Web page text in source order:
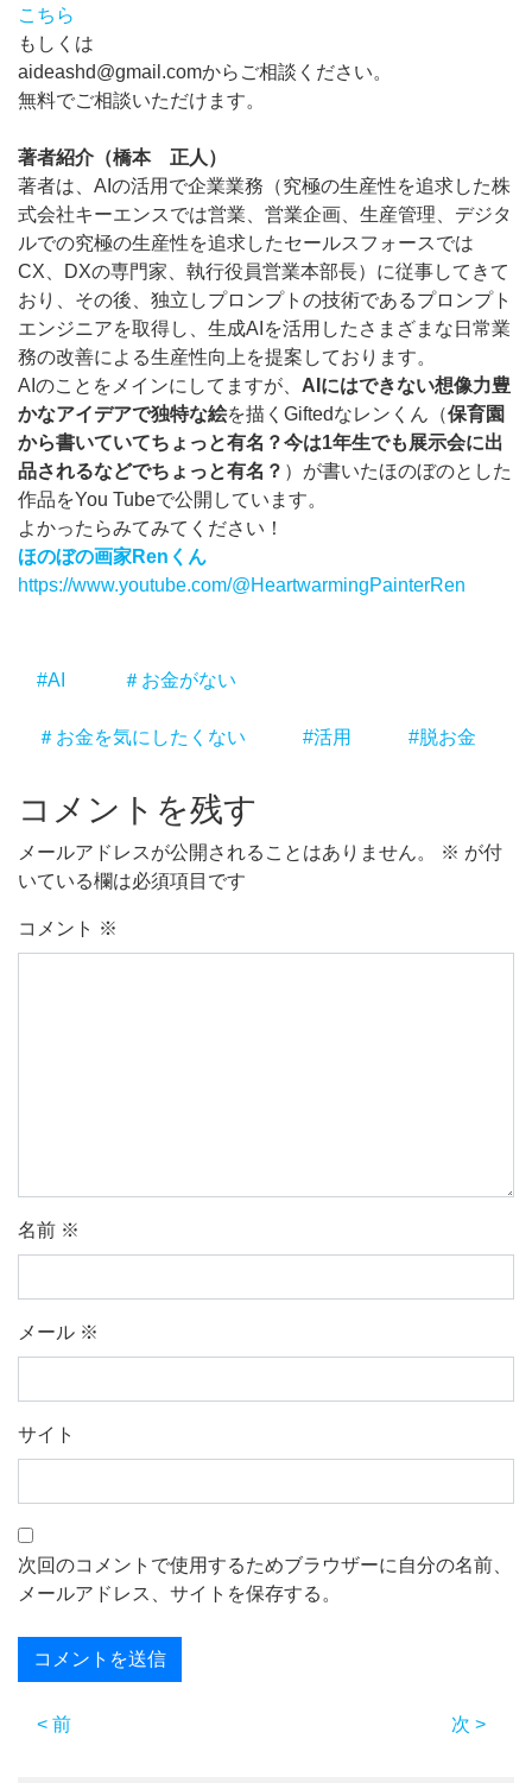
こちら
もしくは
aideashd@gmail.comからご相談ください。
無料でご相談いただけます。
著者紹介（橋本 正人）
著者は、AIの活用で企業業務（究極の生産性を追求した株
式会社キーエンスでは営業、営業企画、生産管理、デジタ
ルでの究極の生産性を追求したセールスフォースでは
CX、DXの専門家、執行役員営業本部長）に従事してきて
おり、その後、独立しプロンプトの技術であるプロンプト
エンジニアを取得し、生成AIを活用したさまざまな日常業
務の改善による生産性向上を提案しております。
AIのことをメインにしてますが、 AIにはできない想像力豊
かなアイデアで独特な絵を描くGiftedなレンくん（保育園
から書いていてちょっと有名？今は1年生でも展示会に出
品されるなどでちょっと有名？ ）が書いたほのぼのとした
作品をYou Tubeで公開しています。
よかったらみてみてください！
ほのぼの画家Renくん
https://www.youtube.com/@HeartwarmingPainterRen
#AI ＃お金がない
＃お金を気にしたくない #活用 #脱お金
コメントを残す
メールアドレスが公開されることはありません。 ※ が付
いている欄は必須項目です
コメント ※
名前 ※
メール ※
サイト
次回のコメントで使用するためブラウザーに自分の名前、
メールアドレス、サイトを保存する。
< 前 次 >